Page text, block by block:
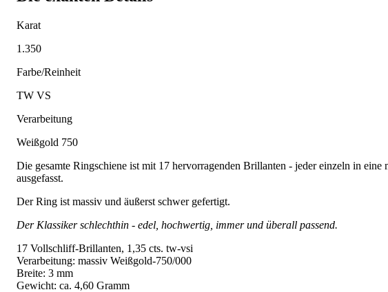
Karat
1.350
Farbe/Reinheit
TW VS
Verarbeitung
Weißgold 750
Die gesamte Ringschiene ist mit 17 hervorragenden Brillanten - jeder einzeln in
ausgefasst.
Der Ring ist massiv und äußerst schwer gefertigt.
Der Klassiker schlechthin - edel, hochwertig, immer und überall passend.
17 Vollschliff-Brillanten, 1,35 cts. tw-vsi
Verarbeitung: massiv Weißgold-750/000
Breite: 3 mm
Gewicht: ca. 4,60 Gramm